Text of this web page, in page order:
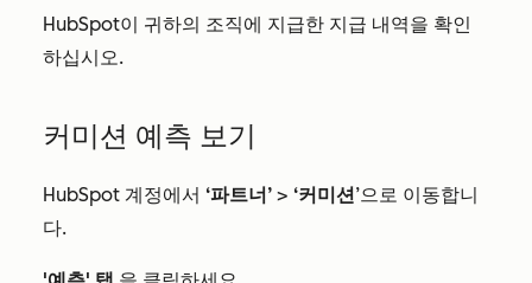
HubSpot이 귀하의 조직에 지급한 지급 내역을 확인
하십시오.
커미션 예측 보기
HubSpot 계정에서 ‘파트너’ > ‘커미션’으로 이동합니
다.